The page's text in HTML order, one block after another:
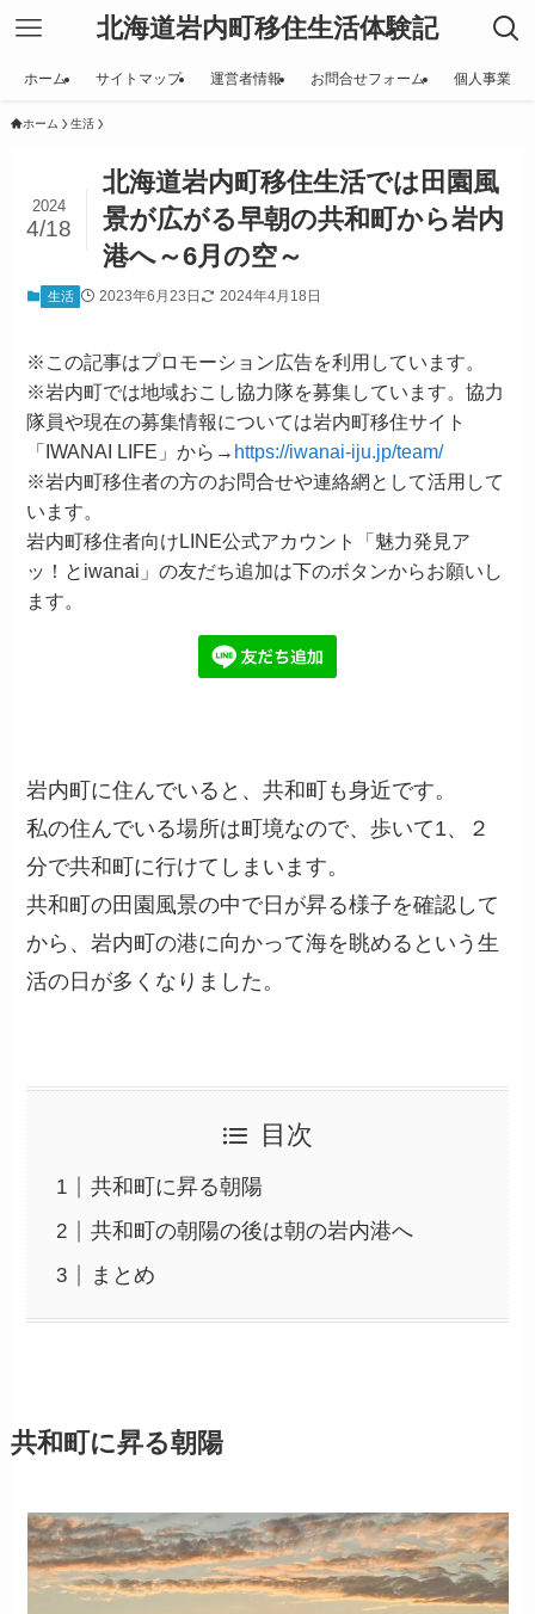
北海道岩内町移住生活体験記
ホーム サイトマップ 運営者情報 お問合せフォーム 個人事業
ホーム 生活
北海道岩内町移住生活では田園風
景が広がる早朝の共和町から岩内
港へ～6月の空～
2024
4/18
生活 2023年6月23日 2024年4月18日
※この記事はプロモーション広告を利用しています。
※岩内町では地域おこし協力隊を募集しています。協力
隊員や現在の募集情報については岩内町移住サイト
「IWANAI LIFE」から→ https://iwanai-iju.jp/team/
※岩内町移住者の方のお問合せや連絡網として活用して
います。
岩内町移住者向けLINE公式アカウント「魅力発見ア
ッ！とiwanai」の友だち追加は下のボタンからお願いし
ます。
岩内町に住んでいると、共和町も身近です。
私の住んでいる場所は町境なので、歩いて1、２
分で共和町に行けてしまいます。
共和町の田園風景の中で日が昇る様子を確認して
から、岩内町の港に向かって海を眺めるという生
活の日が多くなりました。
目次
共和町に昇る朝陽
共和町の朝陽の後は朝の岩内港へ
まとめ
共和町に昇る朝陽